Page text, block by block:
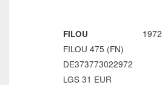
FILOU
FILOU 475 (FN)
DE373773022972
LGS 31 EUR
1972